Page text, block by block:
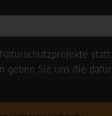
statt
geben Sie uns die